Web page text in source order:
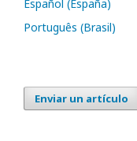
Español (España)
Português (Brasil)
Enviar un artículo